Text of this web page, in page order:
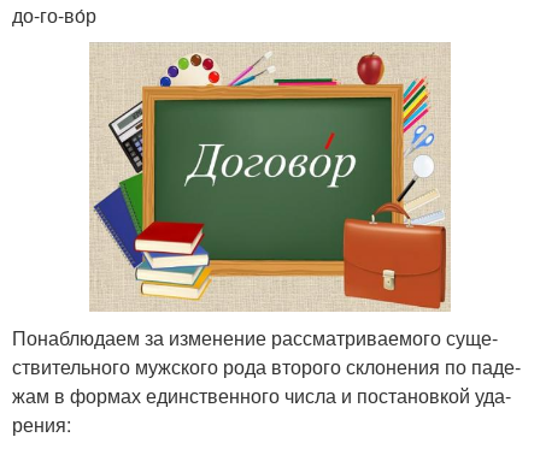
до-го-во́р
Понаблюдаем за изме­не­ние рас­смат­ри­ва­е­мо­го суще­
стви­тель­но­го муж­ско­го рода вто­ро­го скло­не­ния по паде­
жам в фор­мах един­ствен­но­го чис­ла и поста­нов­кой уда­
ре­ния: